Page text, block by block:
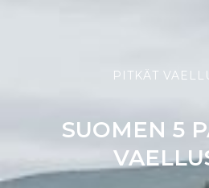
PITKÄT
SUOMEN 5